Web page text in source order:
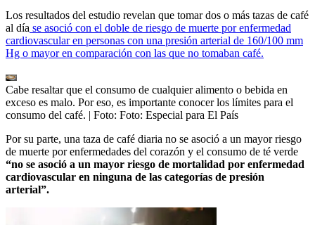
Los resultados del estudio revelan que tomar dos o más tazas de café
al día se asoció con el doble de riesgo de muerte por enfermedad
cardiovascular en personas con una presión arterial de 160/100 mm
Hg o mayor en comparación con las que no tomaban café.
Cabe resaltar que el consumo de cualquier alimento o bebida en
exceso es malo. Por eso, es importante conocer los límites para el
consumo del café. | Foto: Foto: Especial para El País
Por su parte, una taza de café diaria no se asoció a un mayor riesgo
de muerte por enfermedades del corazón y el consumo de té verde
“no se asoció a un mayor riesgo de mortalidad por enfermedad
cardiovascular en ninguna de las categorías de presión
arterial”.